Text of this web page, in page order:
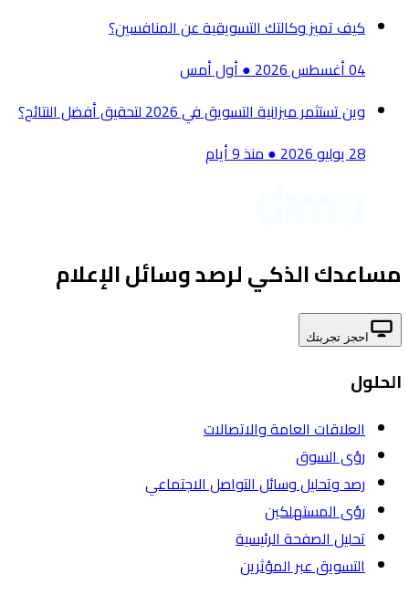
كيف تميز وكالتك التسويقية عن المنافسين؟
04 أغسطس 2026
●أول أمس
وين تستثمر ميزانية التسويق في 2026 لتحقيق أفضل النتائج؟
28 يوليو 2026
●منذ 9 أيام
مساعدك الذكي لرصد وسائل الإعلام
احجز تجربتك
الحلول
العلاقات العامة والاتصالات
رؤى السوق
رصد وتحليل وسائل التواصل الاجتماعي
رؤى المستهلكين
تحليل الصفحة الرئيسية
التسويق عبر المؤثرين